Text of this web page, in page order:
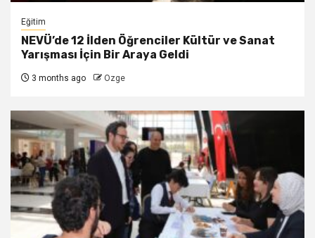
Eğitim
NEVÜ’de 12 İlden Öğrenciler Kültür ve Sanat
Yarışması İçin Bir Araya Geldi
3 months ago Ozge